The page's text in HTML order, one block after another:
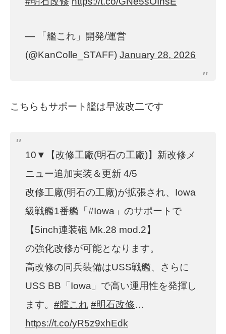
— 「艦これ」開発/運営
(@KanColle_STAFF) January 28, 2026
こちらもサポート艦は早波改二です
10▼【改修工廠(明石の工廠)】新改修メ
ニュー追加実装＆更新 4/5
改修工廠(明石の工廠)が拡張され、Iowa
級戦艦1番艦「 #Iowa 」のサポートで
【5inch連装砲 Mk.28 mod.2】
の強化改修が可能となります。
高改修の同兵装備はUSS戦艦、さらに
USS BB「Iowa」で高い運用性を発揮し
ます。 #艦これ #明石改修…
https://t.co/yR5z9xhEdk